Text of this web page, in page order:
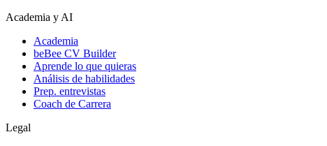
Academia y AI
Academia
beBee CV Builder
Aprende lo que quieras
Análisis de habilidades
Prep. entrevistas
Coach de Carrera
Legal